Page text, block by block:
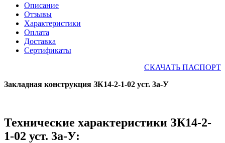
Описание
Отзывы
Характеристики
Оплата
Доставка
Сертификаты
СКАЧАТЬ ПАСПОРТ
Закладная конструкция ЗК14-2-1-02 уст. 3а-У
Технические характеристики ЗК14-2-
1-02 уст. 3а-У: